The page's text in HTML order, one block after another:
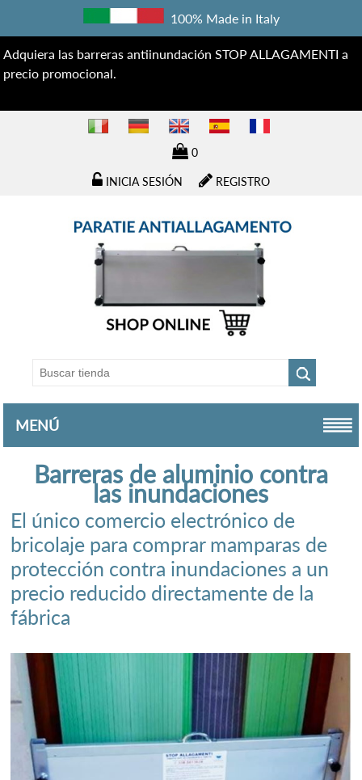
100% Made in Italy
Adquiera las barreras antiinundación STOP ALLAGAMENTI a
precio promocional.
0
REGISTRO
INICIA SESIÓN
MENÚ
Barreras de aluminio contra
las inundaciones
El único comercio electrónico de
bricolaje para comprar mamparas de
protección contra inundaciones a un
precio reducido directamente de la
fábrica